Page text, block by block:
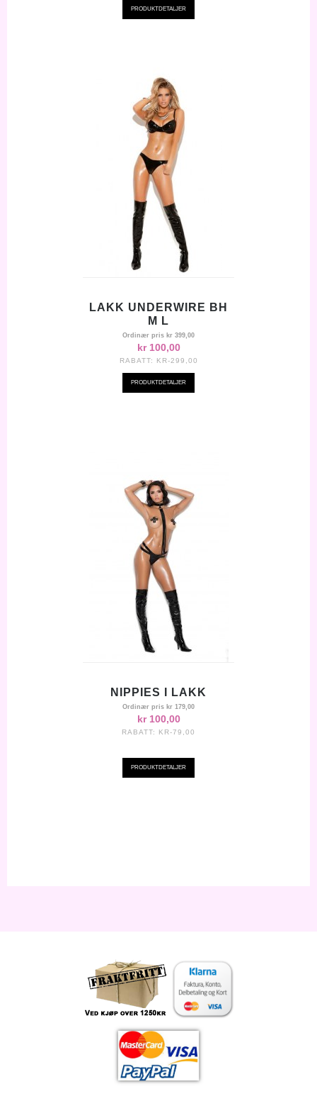
PRODUKTDETALJER
LAKK UNDERWIRE BH
M L
Ordinær pris kr 399,00
kr 100,00
RABATT: KR-299,00
PRODUKTDETALJER
NIPPIES I LAKK
Ordinær pris kr 179,00
kr 100,00
RABATT: KR-79,00
PRODUKTDETALJER